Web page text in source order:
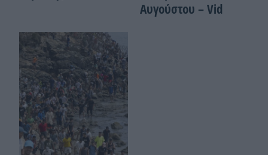
Αυγούστου – Vid